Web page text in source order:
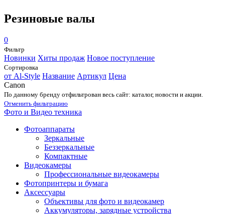
Резиновые валы
0
Фильтр
Новинки Хиты продаж Новое поступление
Сортировка
от Al-Style Название Артикул Цена
Canon
По данному бренду отфильтрован весь сайт: каталог, новости и акции.
Отменить фильтрацию
Фото и Видео техника
Фотоаппараты
Зеркальные
Беззеркальные
Компактные
Видеокамеры
Профессиональные видеокамеры
Фотопринтеры и бумага
Аксессуары
Объективы для фото и видеокамер
Аккумуляторы, зарядные устройства